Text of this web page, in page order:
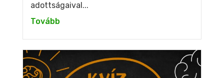
adottságaival...
Tovább